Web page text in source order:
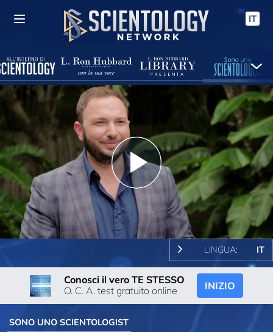
IT
Play
Video
LINGUA: IT
Conosci il vero TE STESSO
O. C. A. test gratuito online
INIZIO
SONO UNO SCIENTOLOGIST